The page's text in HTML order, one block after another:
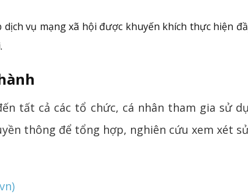
vụ mạng xã hội được khuyến khích thực hiện
tất cả các tổ chức, cá nhân tham gia sử
thông để tổng hợp, nghiên cứu xem xét